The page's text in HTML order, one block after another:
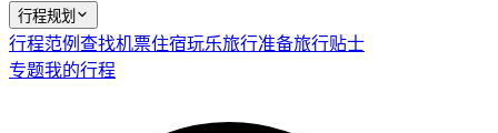
行程规划
行程范例 查找机票住宿玩乐旅行准备旅行贴士
专题我的行程